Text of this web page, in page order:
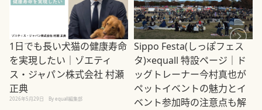
1日でも長い犬猫の健康寿命
を実現したい｜ゾエティ
ス・ジャパン株式会社 村瀬
正典
2026年5月29日 By equall編集部
Sippo Festa(しっぽフェス
タ)×equall 特設ページ｜ド
ッグトレーナー今村真也が
ペットイベントの魅力とイ
ベント参加時の注意点も解